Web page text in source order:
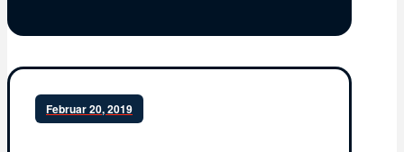
Februar 20, 2019